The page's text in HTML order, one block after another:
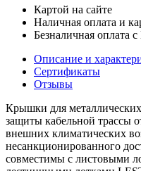
Картой на сайте
Наличная оплата и
Безналичная оплата
Описание и
Сертификаты
Отзывы
Крышки для
защиты кабельной трассы
внешних климатических
несанкционированного
совместимы с листовыми